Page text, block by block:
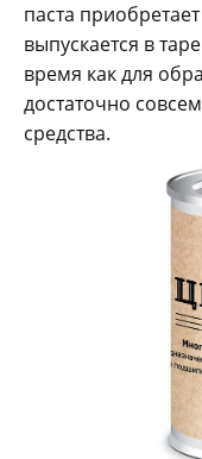
паста
выпускается в
время как для
достаточно
средства.